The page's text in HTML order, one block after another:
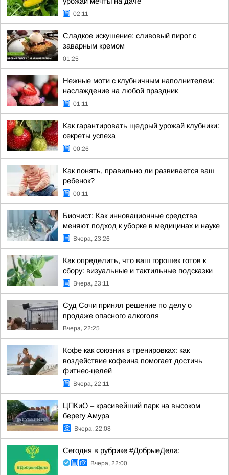
02:11
Сладкое искушение: сливовый пирог с
заварным кремом
01:25
Нежные моти с клубничным наполнителем:
наслаждение на любой праздник
01:11
Как гарантировать щедрый урожай клубники:
секреты успеха
00:26
Как понять, правильно ли развивается ваш
ребенок?
00:11
Биочист: Как инновационные средства
меняют подход к уборке в медицинах и науке
Вчера, 23:26
Как определить, что ваш горошек готов к
сбору: визуальные и тактильные подсказки
Вчера, 23:11
Суд Сочи принял решение по делу о
продаже опасного алкоголя
Вчера, 22:25
Кофе как союзник в тренировках: как
воздействие кофеина помогает достичь
фитнес-целей
Вчера, 22:11
ЦПКиО – красивейший парк на высоком
берегу Амура
Вчера, 22:08
Сегодня в рубрике #ДобрыеДела:
Вчера, 22:00